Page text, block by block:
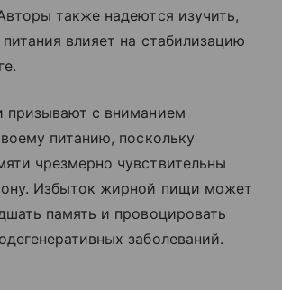
также надеются изучить,
влияет на стабилизацию
призывают с вниманием
питанию, поскольку
чрезмерно чувствительны
Избыток жирной пищи может
память и провоцировать
заболеваний.